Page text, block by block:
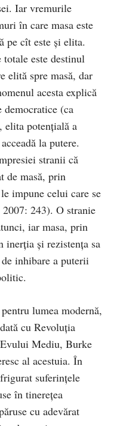
Iar vremurile
în care masa este
pe cît este şi elita.
este destinul
elită spre masă, dar
acesta explică
democratice (ca
elita potenţială a
la putere.
stranii că
de masă, prin
impune celui care se
243). O stranie
iar masa, prin
inerţia şi rezistenţa sa
inhibare a puterii
lumea modernă,
cu Revoluţia
Mediu, Burke
al acestuia. În
suferinţele
în tinereţea
cu adevărat